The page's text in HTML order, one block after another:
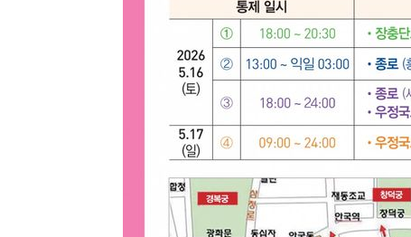
[속보]트럼프, 美 원정출산 금지 행정명령 서명
[속보] 뉴욕증시, 일제 하락 마감…나스닥 0.06%↓